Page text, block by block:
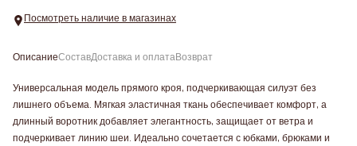
Посмотреть наличие в магазинах
ОписаниеСоставДоставка и оплатаВозврат
Универсальная модель прямого кроя, подчеркивающая силуэт без
лишнего объема. Мягкая эластичная ткань обеспечивает комфорт, а
длинный воротник добавляет элегантность, защищает от ветра и
подчеркивает линию шеи. Идеально сочетается с юбками, брюками и